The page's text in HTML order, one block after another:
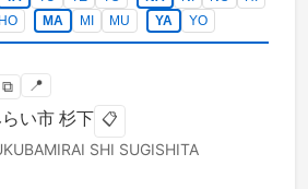
HO MA MI MU YA YO
⧉ 📍
い市 杉下 📋
SHI SUGISHITA